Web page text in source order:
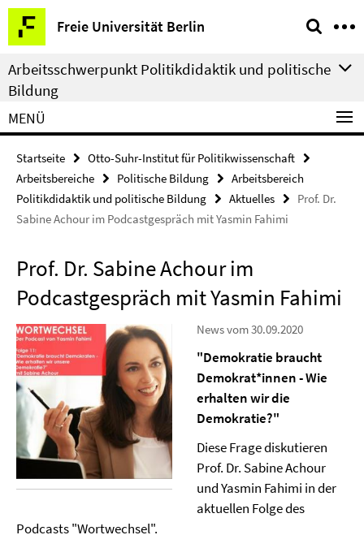
Springe
direkt
zu
Inhalt
Freie Universität Berlin
Service-
Navigation
Arbeitsschwerpunkt Politikdidaktik und politische
Bildung
MENÜ
Startseite
Otto-Suhr-Institut für Politikwissenschaft
Arbeitsbereiche
Politische Bildung
Arbeitsbereich
Politikdidaktik und politische Bildung
Aktuelles
Prof. Dr.
Sabine Achour im Podcastgespräch mit Yasmin Fahimi
Prof. Dr. Sabine Achour im
Podcastgespräch mit Yasmin Fahimi
News vom 30.09.2020
"Demokratie braucht
Demokrat*innen - Wie
erhalten wir die
Demokratie?"
Diese Frage diskutieren
Prof. Dr. Sabine Achour
und Yasmin Fahimi in der
aktuellen Folge des
Podcasts "Wortwechsel".